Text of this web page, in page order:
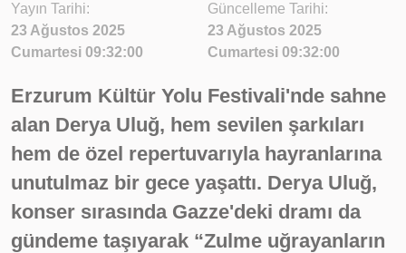
Yayın Tarihi:
23 Ağustos 2025
Cumartesi 09:32:00
Güncelleme Tarihi:
23 Ağustos 2025
Cumartesi 09:32:00
Erzurum Kültür Yolu Festivali'nde sahne
alan Derya Uluğ, hem sevilen şarkıları
hem de özel repertuvarıyla hayranlarına
unutulmaz bir gece yaşattı. Derya Uluğ,
konser sırasında Gazze'deki dramı da
gündeme taşıyarak “Zulme uğrayanların